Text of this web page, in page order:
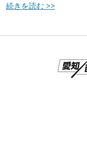
続きを読む >>